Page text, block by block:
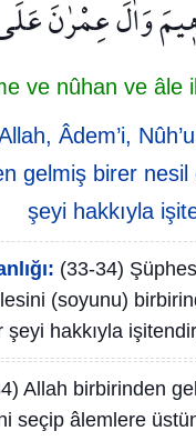
وَاٰلَ عِمْرٰنَ
ve nûhan ve
Âdem’i,
gelmiş birer
şeyi hakkıyla
(33-34)
(soyunu)
şeyi hakkıyla
Allah birbirinden
seçip âlemlere